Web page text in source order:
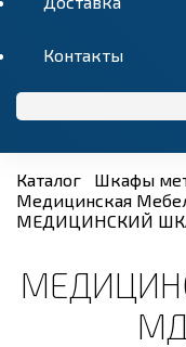
Контакты
Каталог
Шкафы
Медицинская
МЕДИЦИНСКИЙ
МД